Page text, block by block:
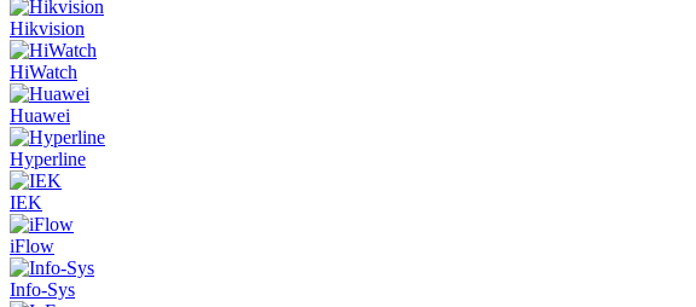
Hikvision
HiWatch
Huawei
Hyperline
IEK
iFlow
Info-Sys